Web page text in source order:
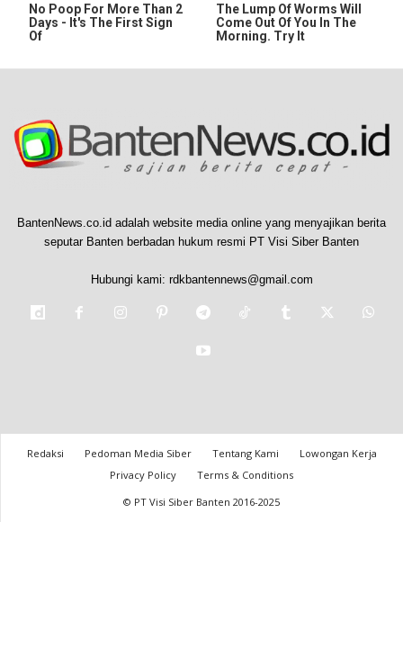
No Poop For More Than 2
Days - It's The First Sign
Of
The Lump Of Worms Will
Come Out Of You In The
Morning. Try It
BantenNews.co.id adalah website media online yang menyajikan berita
seputar Banten berbadan hukum resmi PT Visi Siber Banten
Hubungi kami: rdkbantennews@gmail.com
Redaksi Pedoman Media Siber Tentang Kami
Lowongan Kerja
Privacy Policy
Terms & Conditions
© PT Visi Siber Banten 2016-2025